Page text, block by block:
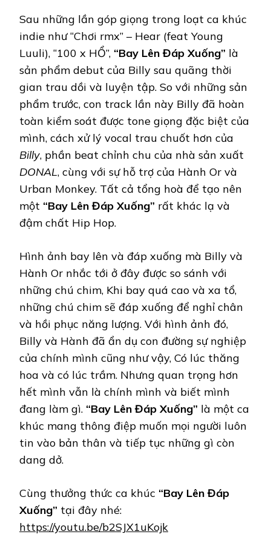
Sau những lần góp giọng trong loạt ca khúc
indie như “Chơi rmx” – Hear (feat Young
Luuli), “100 x HỔ”, “Bay Lên Đáp Xuống” là
sản phẩm debut của Billy sau quãng thời
gian trau dồi và luyện tập. So với những sản
phẩm trước, con track lần này Billy đã hoàn
toàn kiểm soát được tone giọng đặc biệt của
mình, cách xử lý vocal trau chuốt hơn của
Billy, phần beat chỉnh chu của nhà sản xuất
DONAL, cùng với sự hỗ trợ của Hành Or và
Urban Monkey. Tất cả tổng hoà để tạo nên
một “Bay Lên Đáp Xuống” rất khác lạ và
đậm chất Hip Hop.
Hình ảnh bay lên và đáp xuống mà Billy và
Hành Or nhắc tới ở đây được so sánh với
những chú chim, Khi bay quá cao và xa tổ,
những chú chim sẽ đáp xuống để nghỉ chân
và hồi phục năng lượng. Với hình ảnh đó,
Billy và Hành đã ẩn dụ con đường sự nghiệp
của chính mình cũng như vậy, Có lúc thăng
hoa và có lúc trầm. Nhưng quan trọng hơn
hết mình vẫn là chính mình và biết mình
đang làm gì. “Bay Lên Đáp Xuống” là một ca
khúc mang thông điệp muốn mọi người luôn
tin vào bản thân và tiếp tục những gì còn
dang dở.
Cùng thưởng thức ca khúc “Bay Lên Đáp
Xuống” tại đây nhé:
https://youtu.be/b2SJX1uKojk